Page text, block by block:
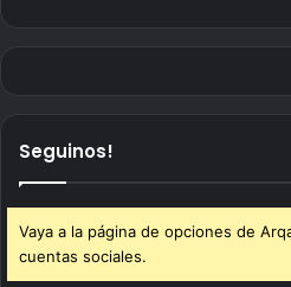
Seguinos!
Vaya a la página de opciones de
cuentas sociales.